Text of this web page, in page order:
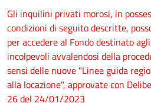
Gli inquilini privati morosi, in
condizioni di seguito descritte,
per accedere al Fondo destinato
incolpevoli avvalendosi della
sensi delle nuove "Linee guida
alla locazione", approvate con
26 del 24/01/2023